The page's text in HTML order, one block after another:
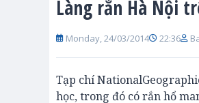
Làng rắn Hà Nội
Monday, 24/03/2014 22:36
Tạp chí
học, trong đó có rắn hổ